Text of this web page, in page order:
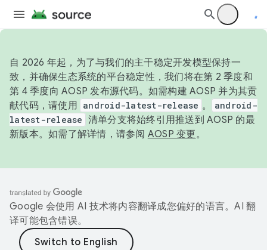
自 2026 年起，为了与我们的主干稳定开发模型保持一
致，并确保生态系统的平台稳定性，我们将在第 2 季度和
第 4 季度向 AOSP 发布源代码。如需构建 AOSP 并为其贡
献代码，请使用 android-latest-release 。
android-
latest-release 清单分支将始终引用推送到 AOSP 的最
新版本。如需了解详情，请参阅 AOSP 变更。
Google 会使用 AI 技术将内容翻译成您偏好的语言。AI 翻
译可能包含错误。